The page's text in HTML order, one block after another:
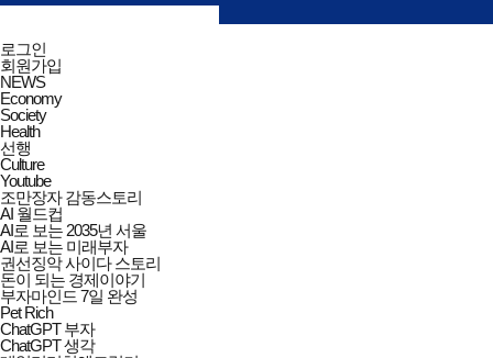
검색창
닫기
검색
전체메뉴
닫기
로그인
회원가입
NEWS
Economy
Society
Health
선행
Culture
Youtube
조만장자 감동스토리
AI 월드컵
AI로 보는 2035년 서울
AI로 보는 미래부자
권선징악 사이다 스토리
돈이 되는 경제이야기
부자마인드 7일 완성
Pet Rich
ChatGPT 부자
ChatGPT 생각